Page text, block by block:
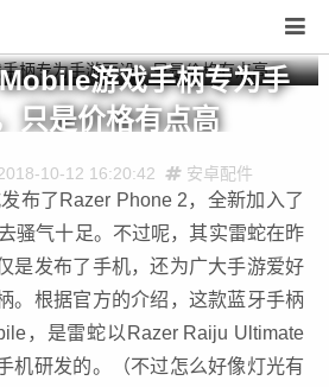
游戏手柄专为手
只是价格有点高
10-12 16:20:42 安卓配件
布了Razer Phone 2，全新加入了
骚气十足。不过呢，其实雷蛇在昨
是发布了手机，还为广大手游爱好
。根据官方的介绍，这款蓝牙手柄
，是雷蛇以Razer Raiju Ultimate
机研发的。（不过怎么好像灯光有